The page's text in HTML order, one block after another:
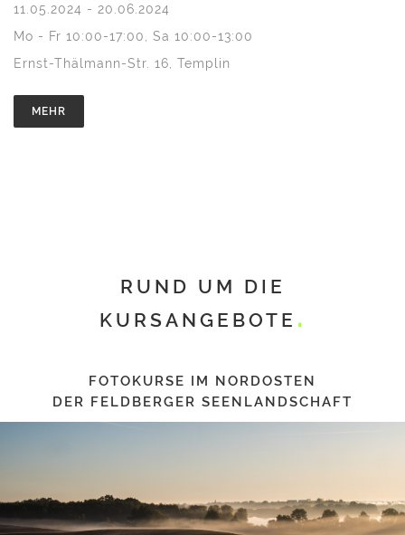
11.05.2024 - 20.06.2024
Mo - Fr 10:00-17:00, Sa 10:00-13:00
Ernst-Thälmann-Str. 16, Templin
MEHR
RUND UM DIE
KURSANGEBOTE
FOTOKURSE IM NORDOSTEN
DER FELDBERGER SEENLANDSCHAFT